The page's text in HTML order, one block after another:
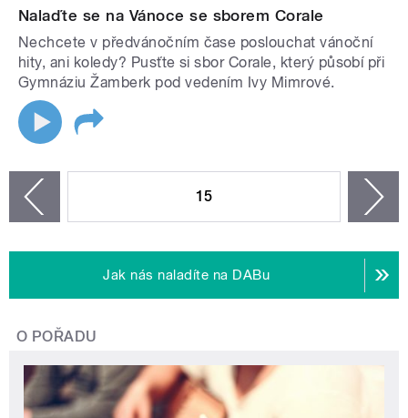
Nalaďte se na Vánoce se sborem Corale
Nechcete v předvánočním čase poslouchat vánoční
hity, ani koledy? Pusťte si sbor Corale, který působí při
Gymnáziu Žamberk pod vedením Ivy Mimrové.
15
Jak nás naladíte na DABu
O POŘADU